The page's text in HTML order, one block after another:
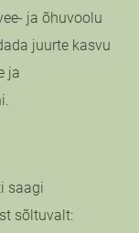
ja õhuvoolu
juurte kasvu
ja
saagi
sõltuvalt: